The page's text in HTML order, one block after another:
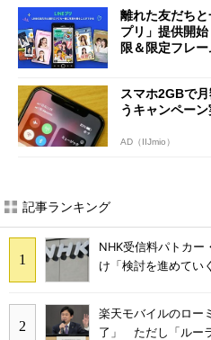
離れた友だち
プリ」提供開
限＆限定フレー
スマホ2GBで
うキャンペーン
AD（IIJmio）
記事ランキング
NHK受信料パトカー
け「検討を進めてい
楽天モバイルのロー
了」 ただし「ルー